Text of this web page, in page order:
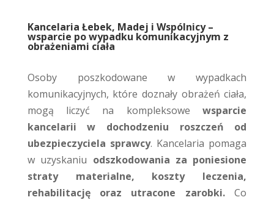
Kancelaria Łebek, Madej i Wspólnicy –
wsparcie po wypadku komunikacyjnym z
obrażeniami ciała
Osoby poszkodowane w wypadkach
komunikacyjnych, które doznały obrażeń ciała,
mogą liczyć na kompleksowewsparcie
kancelarii w dochodzeniu roszczeń od
ubezpieczyciela sprawcy. Kancelaria pomaga
w uzyskaniu odszkodowania za poniesione
straty materialne, koszty leczenia,
rehabilitację oraz utracone zarobki.Co